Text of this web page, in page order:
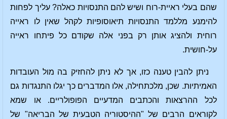
שהם בעלי ראיית-רוח ושיש להם התנסויות כאלה? עליך לפחות
להימנע מללמד התנסויות תיאוסופיות לקהל שאין לו ראייה
רוחית ולהציג אותן רק בפני אלה שקודם כל פיתחו ראייה
על-חושית.
ניתן להבין טענה כזו, אך לא ניתן להחזיק בה מול העובדות
האמיתיות. שכן, מלכתחילה, אלו המדברים כך יגלו התנגדות גם
לכל ההרצאות והכתבים המדעיים הפופולריים. או שמא
לקוראים הרבים של "ההיסטוריה הטבעית של הבריאה" של